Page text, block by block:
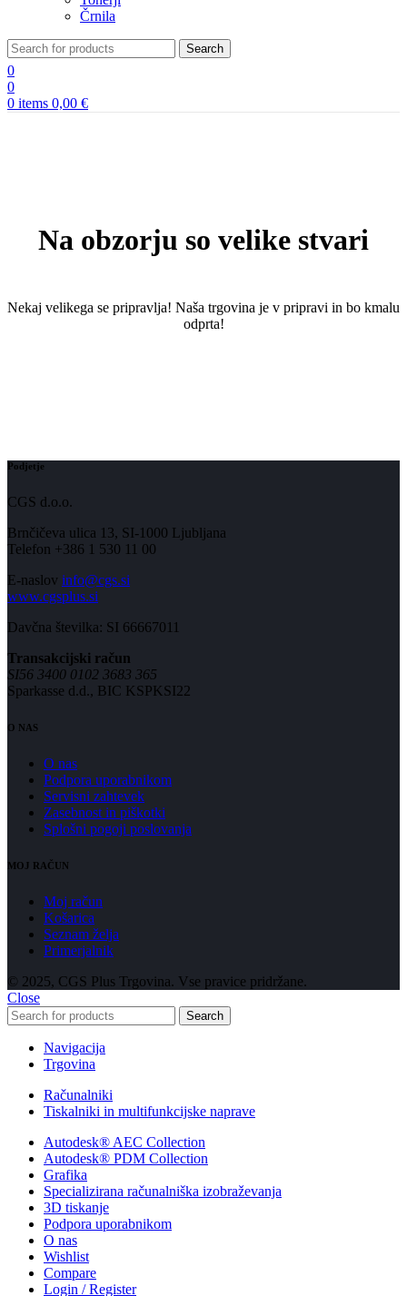
Črnila
Search
0
0
0 items 0,00 €
Na obzorju so velike stvari
Nekaj ​​velikega se pripravlja! Naša trgovina je v pripravi in ​​bo kmalu
odprta!
Podjetje
CGS d.o.o.
Brnčičeva ulica 13, SI-1000 Ljubljana
Telefon +386 1 530 11 00
E-naslov info@cgs.si
www.cgsplus.si
Davčna številka: SI 66667011
Transakcijski račun
SI56 3400 0102 3683 365
Sparkasse d.d., BIC KSPKSI22
O NAS
O nas
Podpora uporabnikom
Servisni zahtevek
Zasebnost in piškotki
Splošni pogoji poslovanja
MOJ RAČUN
Moj račun
Košarica
Seznam želja
Primerjalnik
© 2025, CGS Plus Trgovina. Vse pravice pridržane.
Close
Search
Navigacija
Trgovina
Računalniki
Tiskalniki in multifunkcijske naprave
Autodesk® AEC Collection
Autodesk® PDM Collection
Grafika
Specializirana računalniška izobraževanja
3D tiskanje
Podpora uporabnikom
O nas
Wishlist
Compare
Login / Register